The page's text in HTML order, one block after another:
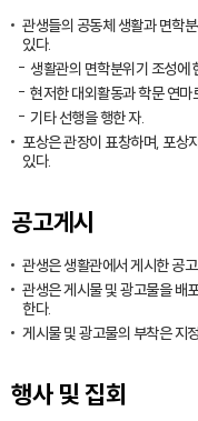
관생들의 공동체 생활과 면학
있다.
생활관의 면학분위기 조성에
현저한 대외활동과 학문 연
기타 선행을 행한 자.
포상은 관장이 표창하며, 포상
있다.
공고게시
관생은 생활관에서 게시한 공
관생은 게시물 및 광고물을 배
한다.
게시물 및 광고물의 부착은 지
행사 및 집회